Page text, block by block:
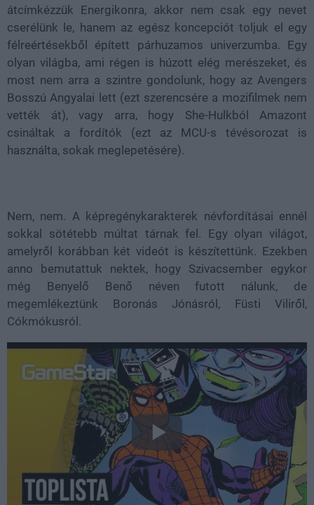
átcímkézzük Energikonra, akkor nem csak egy nevet
cserélünk le, hanem az egész koncepciót toljuk el egy
félreértésekből épített párhuzamos univerzumba. Egy
olyan világba, ami régen is húzott elég merészeket, és
most nem arra a szintre gondolunk, hogy az Avengers
Bosszú Angyalai lett (ezt szerencsére a mozifilmek nem
vették át), vagy arra, hogy She-Hulkból Amazont
csináltak a fordítók (ezt az MCU-s tévésorozat is
használta, sokak meglepetésére).
Nem, nem. A képregénykarakterek névfordításai ennél
sokkal sötétebb múltat tárnak fel. Egy olyan világot,
amelyről korábban két videót is készítettünk. Ezekben
anno bemutattuk nektek, hogy Szivacsember egykor
még Benyelő Benő néven futott nálunk, de
megemlékeztünk Boronás Jónásról, Füsti Viliről,
Cókmókusról.